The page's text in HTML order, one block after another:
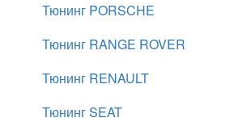
Тюнинг PORSCHE
Тюнинг RANGE ROVER
Тюнинг RENAULT
Тюнинг SEAT